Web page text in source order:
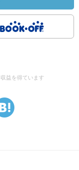
益を得ています